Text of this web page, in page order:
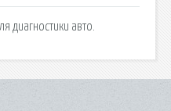
диагностики авто.